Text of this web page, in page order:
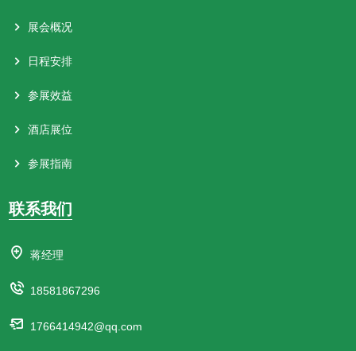
展会概况
日程安排
参展效益
酒店展位
参展指南
联系我们
蒋经理
18581867296
1766414942@qq.com